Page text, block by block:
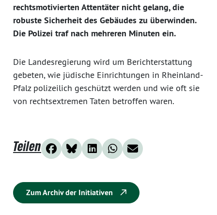
rechtsmotivierten Attentäter nicht gelang, die
robuste Sicherheit des Gebäudes zu überwinden.
Die Polizei traf nach mehreren Minuten ein.
Die Landesregierung wird um Berichterstattung
gebeten, wie jüdische Einrichtungen in Rheinland-
Pfalz polizeilich geschützt werden und wie oft sie
von rechtsextremen Taten betroffen waren.
Teilen
Zum Archiv der Initiativen